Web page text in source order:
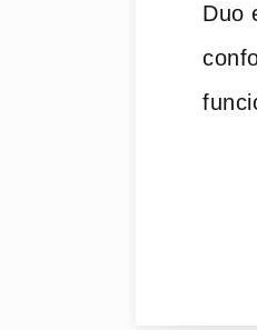
Duo